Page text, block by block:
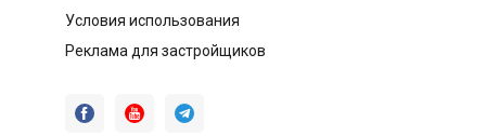
Условия использования
Реклама для застройщиков
  